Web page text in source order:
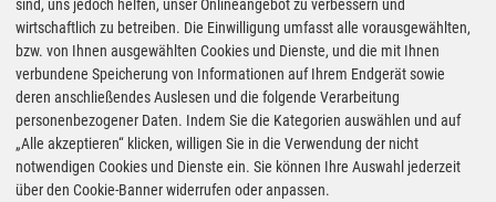
sind, uns jedoch helfen, unser Onlineangebot zu verbessern und
wirtschaftlich zu betreiben. Die Einwilligung umfasst alle vorausgewählten,
bzw. von Ihnen ausgewählten Cookies und Dienste, und die mit Ihnen
verbundene Speicherung von Informationen auf Ihrem Endgerät sowie
deren anschließendes Auslesen und die folgende Verarbeitung
personenbezogener Daten. Indem Sie die Kategorien auswählen und auf
„Alle akzeptieren“ klicken, willigen Sie in die Verwendung der nicht
notwendigen Cookies und Dienste ein. Sie können Ihre Auswahl jederzeit
über den Cookie-Banner widerrufen oder anpassen.